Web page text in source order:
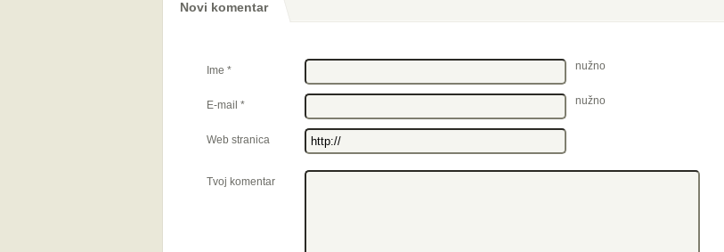
Novi komentar
Ime * nužno
E-mail * nužno
Web stranica
Tvoj komentar